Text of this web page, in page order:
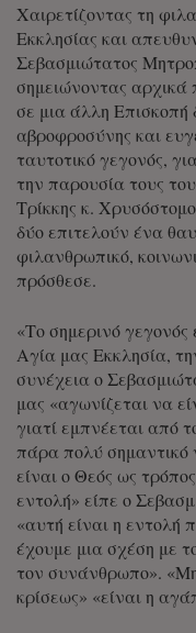
Χαιρετίζοντας τη
Εκκλησίας και
Σεβασμιώτατος
σημειώνοντας αρχικά
σε μια άλλη Επισκοπή
αβροφροσύνης και
ταυτοτικό γεγονός,
την παρουσία τους
Τρίκκης κ.
δύο επιτελούν ένα
φιλανθρωπικό,
πρόσθεσε.
«Το σημερινό γεγονός
Αγία μας Εκκλησία,
συνέχεια ο
μας «αγωνίζεται να
γιατί εμπνέεται από
πάρα πολύ σημαντικό
είναι ο Θεός ως
εντολή» είπε ο
«αυτή είναι η εντολή
έχουμε μια σχέση με
τον συνάνθρωπο».
κρίσεως» «είναι η